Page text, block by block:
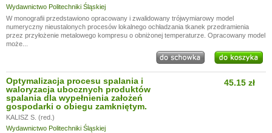
Wydawnictwo Politechniki Śląskiej
W monografii przedstawiono opracowany i zwalidowany trójwymiarowy model
numeryczny nieustalonych procesów lokalnego ochładzania tkanek przedramienia
przez przyłożenie metalowego kompresu o obniżonej temperaturze. Opracowany model
może...
Optymalizacja procesu spalania i
waloryzacja ubocznych produktów
spalania dla wypełnienia założeń
gospodarki o obiegu zamkniętym.
KALISZ S. (red.)
Wydawnictwo Politechniki Śląskiej
45.15 zł